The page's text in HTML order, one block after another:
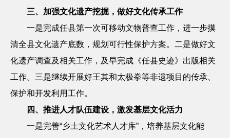
三、加强文化遗产挖掘，做好文化传承工作
一是完成任县第一次可移动文物普查工作，进一步摸
清全县文化遗产底数，规划可行性保护方案。二是做好文
化遗产调查及相关工作，及早完成《任县史迹》出版相关
工作。三是继续开展好王其和太极拳等非遗项目的传承、
保护和开发利用工作。
四、推进人才队伍建设，激发基层文化活力
一是完善“乡土文化艺术人才库”，培养基层文化能